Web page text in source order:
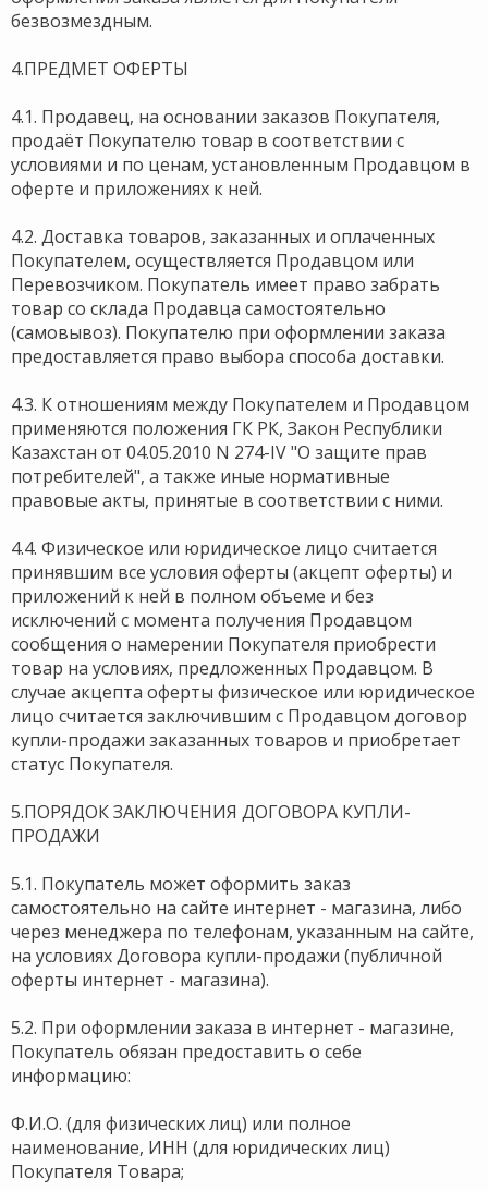
безвозмездным.
4.ПРЕДМЕТ ОФЕРТЫ
4.1. Продавец, на основании заказов Покупателя,
продаёт Покупателю товар в соответствии с
условиями и по ценам, установленным Продавцом в
оферте и приложениях к ней.
4.2. Доставка товаров, заказанных и оплаченных
Покупателем, осуществляется Продавцом или
Перевозчиком. Покупатель имеет право забрать
товар со склада Продавца самостоятельно
(самовывоз). Покупателю при оформлении заказа
предоставляется право выбора способа доставки.
4.3. К отношениям между Покупателем и Продавцом
применяются положения ГК РК, Закон Республики
Казахстан от 04.05.2010 N 274-IV "О защите прав
потребителей", а также иные нормативные
правовые акты, принятые в соответствии с ними.
4.4. Физическое или юридическое лицо считается
принявшим все условия оферты (акцепт оферты) и
приложений к ней в полном объеме и без
исключений с момента получения Продавцом
сообщения о намерении Покупателя приобрести
товар на условиях, предложенных Продавцом. В
случае акцепта оферты физическое или юридическое
лицо считается заключившим с Продавцом договор
купли-продажи заказанных товаров и приобретает
статус Покупателя.
5.ПОРЯДОК ЗАКЛЮЧЕНИЯ ДОГОВОРА КУПЛИ-
ПРОДАЖИ
5.1. Покупатель может оформить заказ
самостоятельно на сайте интернет - магазина, либо
через менеджера по телефонам, указанным на сайте,
на условиях Договора купли-продажи (публичной
оферты интернет - магазина).
5.2. При оформлении заказа в интернет - магазине,
Покупатель обязан предоставить о себе
информацию:
Ф.И.О. (для физических лиц) или полное
наименование, ИНН (для юридических лиц)
Покупателя Товара;